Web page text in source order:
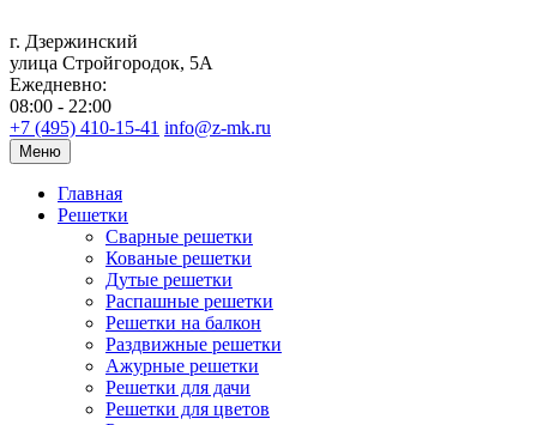
г. Дзержинский
улица Стройгородок, 5А
Ежедневно:
08:00 - 22:00
+7 (495) 410-15-41 info@z-mk.ru
Меню
Главная
Решетки
Сварные решетки
Кованые решетки
Дутые решетки
Распашные решетки
Решетки на балкон
Раздвижные решетки
Ажурные решетки
Решетки для дачи
Решетки для цветов